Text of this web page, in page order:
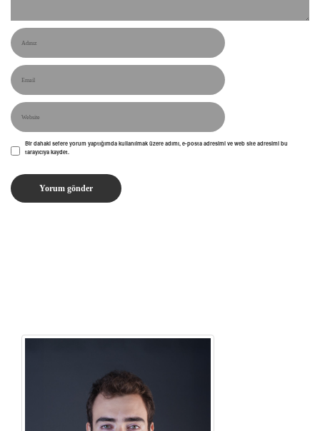
Bir dahaki sefere yorum yaptığımda kullanılmak üzere adımı, e-posta adresimi ve web site adresimi bu
tarayıcıya kaydet.